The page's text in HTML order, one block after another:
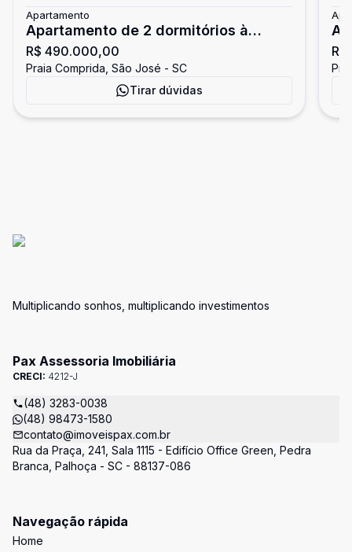
Apartamento
Apartamento de 2 dormitórios à
venda na Praia Comprida em São
José
R$ 490.000,00
Praia Comprida, São José - SC
Tirar dúvidas
Multiplicando sonhos, multiplicando investimentos
Pax Assessoria Imobiliária
CRECI: 4212-J
(48) 3283-0038
(48) 98473-1580
contato@imoveispax.com.br
Rua da Praça, 241, Sala 1115 - Edifício Office Green, Pedra
Branca, Palhoça - SC - 88137-086
Navegação rápida
Home